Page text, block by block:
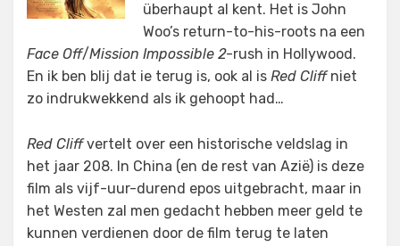
überhaupt al kent. Het is John
Woo’s return-to-his-roots na een
Face Off/Mission Impossible 2-rush in Hollywood.
En ik ben blij dat ie terug is, ook al is Red Cliffniet
zo indrukwekkend als ik gehoopt had…
Red Cliffvertelt over een historische veldslag in
het jaar 208. In China (en de rest van Azië) is deze
film als vijf-uur-durend epos uitgebracht, maar in
het Westen zal men gedacht hebben meer geld te
kunnen verdienen door de film terug te laten